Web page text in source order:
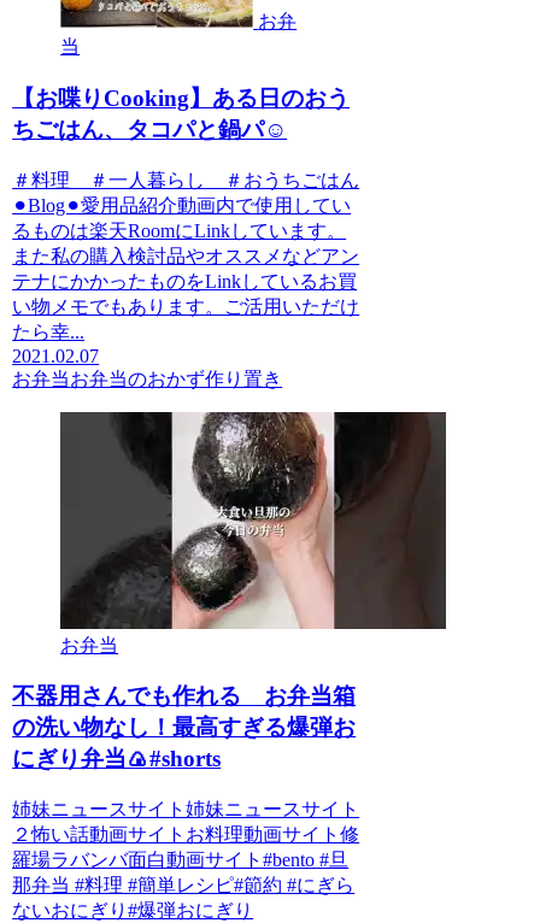
お弁
当
【お喋りCooking】ある日のおう
ちごはん、タコパと鍋パ☺︎
＃料理 ＃一人暮らし ＃おうちごはん
⚫︎Blog⚫︎愛用品紹介動画内で使用してい
るものは楽天RoomにLinkしています。
また私の購入検討品やオススメなどアン
テナにかかったものをLinkしているお買
い物メモでもあります。ご活用いただけ
たら幸...
2021.02.07
お弁当お弁当のおかず作り置き
お弁当
不器用さんでも作れる お弁当箱
の洗い物なし！最高すぎる爆弾お
にぎり弁当🍙#shorts
姉妹ニュースサイト姉妹ニュースサイト
２怖い話動画サイトお料理動画サイト修
羅場ラバンバ面白動画サイト#bento #旦
那弁当 #料理 #簡単レシピ#節約 #にぎら
ないおにぎり#爆弾おにぎり